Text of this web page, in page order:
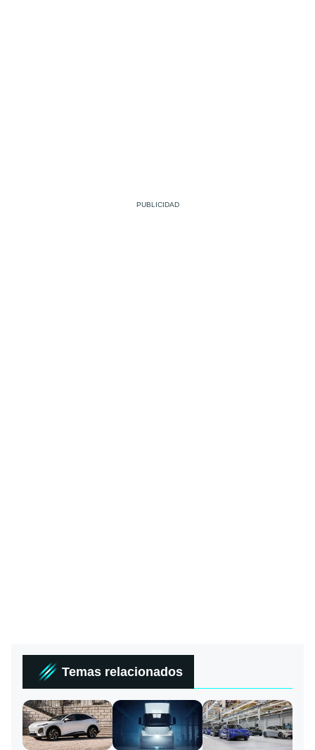
Temas relacionados